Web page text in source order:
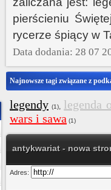
pierścieniu
rycerze śpiący w
Data dodania: 28 07
Najnowsze tagi związane z
legendy (1), legenda
wars i sawa (1)
antykwariat - nowa
Adres: